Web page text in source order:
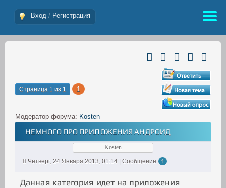
Вход / Регистрация
Страница 1 из 1 1
Модератор форума: Kosten
НЕМНОГО ПРО ПРИЛОЖЕНИЯ АНДРОИД
Kosten
Четверг, 24 Января 2013, 01:14 | Сообщение
1
Данная категория идет на приложения